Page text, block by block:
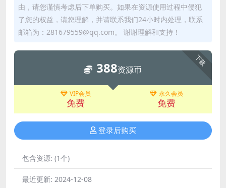
由，请您谨慎考虑后下单购买。如果在资源使用过程中侵犯
了您的权益，请您理解，并请联系我们24小时内处理，联系
邮箱为：281679559@qq.com。 谢谢理解和支持！
下载
388资源币
VIP会员
免费
永久会员
免费
登录后购买
包含资源: (1个)
最近更新: 2024-12-08